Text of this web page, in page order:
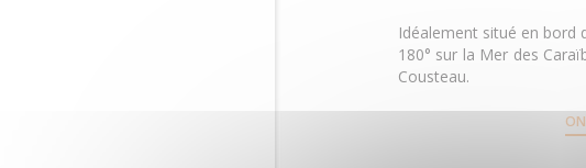
Idéalement situé en bord
180° sur la Mer des
Cousteau.